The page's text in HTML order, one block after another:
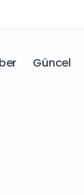
Güncel